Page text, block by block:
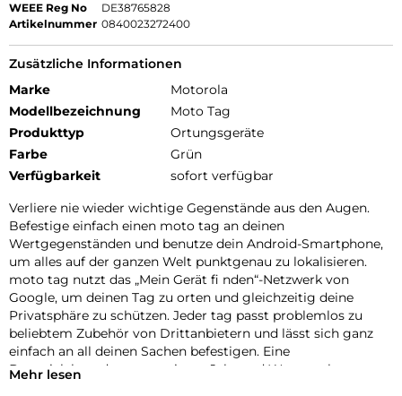
WEEE Reg No
DE38765828
Artikelnummer 0840023272400
Zusätzliche Informationen
Marke
Motorola
Modellbezeichnung
Moto Tag
Produkttyp
Ortungsgeräte
Farbe
Grün
Verfügbarkeit
sofort verfügbar
Verliere nie wieder wichtige Gegenstände aus den Augen.
Befestige einfach einen moto tag an deinen
Wertgegenständen und benutze dein Android-Smartphone,
um alles auf der ganzen Welt punktgenau zu lokalisieren.
moto tag nutzt das „Mein Gerät fi nden“-Netzwerk von
Google, um deinen Tag zu orten und gleichzeitig deine
Privatsphäre zu schützen. Jeder tag passt problemlos zu
beliebtem Zubehör von Drittanbietern und lässt sich ganz
einfach an all deinen Sachen befestigen. Eine
Batterielebensdauer von einem Jahr und Wasserschutz
Mehr lesen